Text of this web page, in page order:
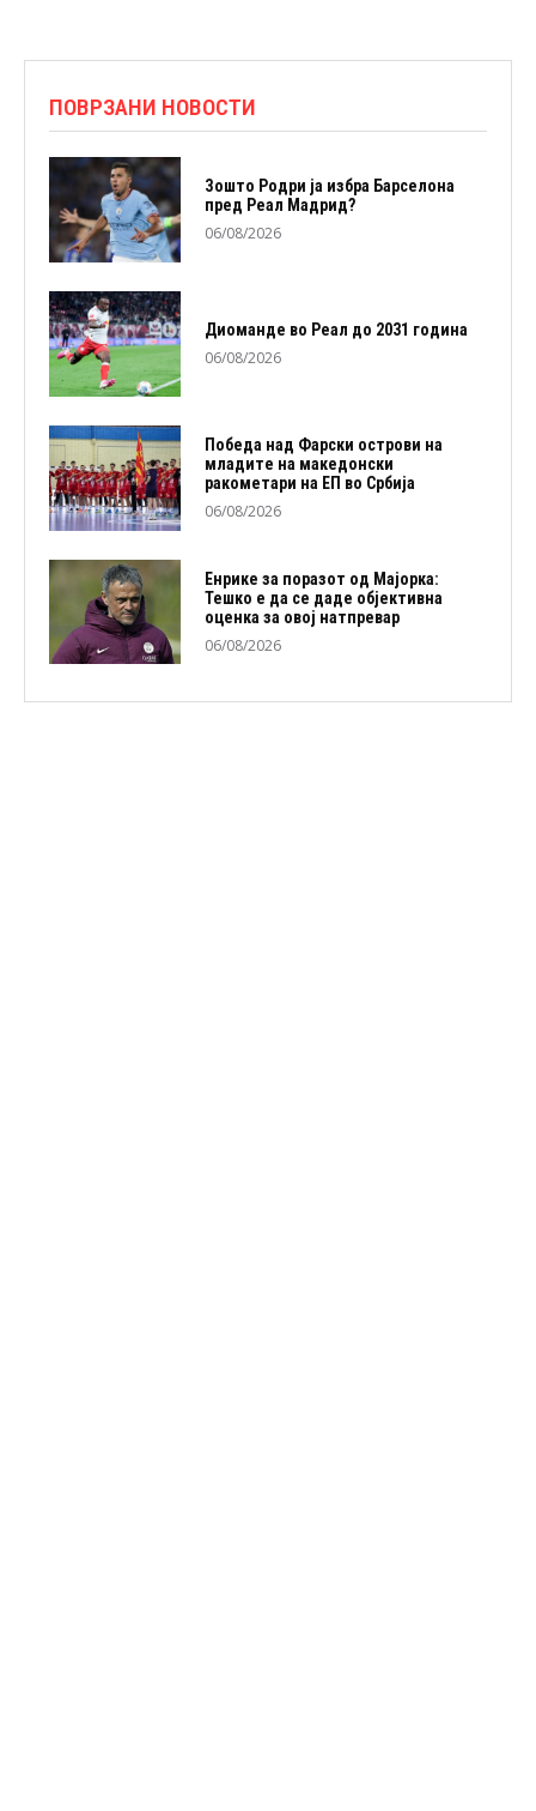
ПОВРЗАНИ НОВОСТИ
Зошто Родри ја избра Барселона
пред Реал Мадрид?
06/08/2026
Диоманде во Реал до 2031 година
06/08/2026
Победа над Фарски острови на
младите на македонски
ракометари на ЕП во Србија
06/08/2026
Енрике за поразот од Мајорка:
Тешко е да се даде објективна
оценка за овој натпревар
06/08/2026